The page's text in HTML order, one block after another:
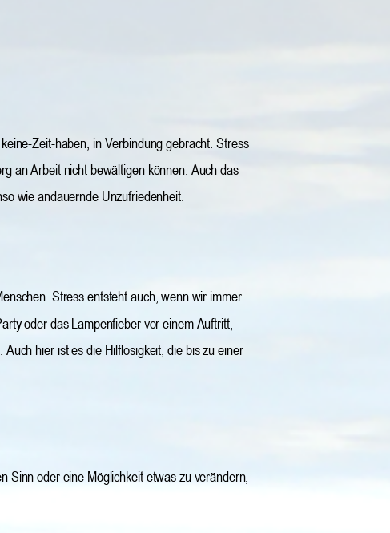
Zeit-haben, in Verbindung gebracht. Stress
an Arbeit nicht bewältigen können. Auch das
wie andauernde Unzufriedenheit.
Stress entsteht auch, wenn wir immer
oder das Lampenfieber vor einem Auftritt,
hier ist es die Hilflosigkeit, die bis zu einer
oder eine Möglichkeit etwas zu verändern,